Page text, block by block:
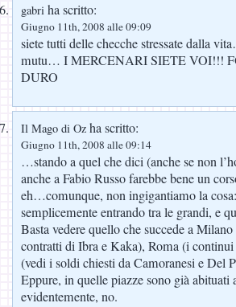
gabri ha scritto:
Giugno 11th, 2008 alle 09:09
siete tutti delle checche stressate dalla
mutu… I MERCENARI SIETE VOI!!!
DURO
Il Mago di Oz ha scritto:
Giugno 11th, 2008 alle 09:14
…stando a quel che dici (anche se non
anche a Fabio Russo farebbe bene un
eh…comunque, non ingigantiamo la
semplicemente entrando tra le grandi, e
Basta vedere quello che succede a
contratti di Ibra e Kaka), Roma (i
(vedi i soldi chiesti da Camoranesi e Del
Eppure, in quelle piazze sono già abituati
evidentemente, no.